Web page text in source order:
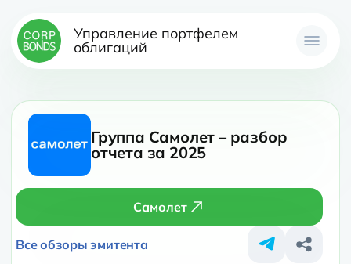
Управление портфелем
облигаций
Группа Самолет – разбор
отчета за 2025
Самолет
Все обзоры эмитента